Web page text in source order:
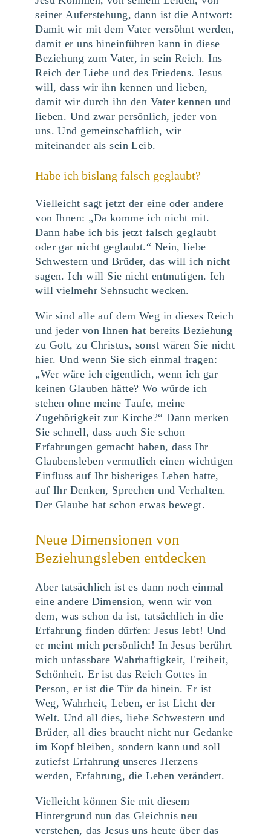
seiner Auferstehung, dann ist die Antwort:
Damit wir mit dem Vater versöhnt werden,
damit er uns hineinführen kann in diese
Beziehung zum Vater, in sein Reich. Ins
Reich der Liebe und des Friedens. Jesus
will, dass wir ihn kennen und lieben,
damit wir durch ihn den Vater kennen und
lieben. Und zwar persönlich, jeder von
uns. Und gemeinschaftlich, wir
miteinander als sein Leib.
Habe ich bislang falsch geglaubt?
Vielleicht sagt jetzt der eine oder andere
von Ihnen: „Da komme ich nicht mit.
Dann habe ich bis jetzt falsch geglaubt
oder gar nicht geglaubt.“ Nein, liebe
Schwestern und Brüder, das will ich nicht
sagen. Ich will Sie nicht entmutigen. Ich
will vielmehr Sehnsucht wecken.
Wir sind alle auf dem Weg in dieses Reich
und jeder von Ihnen hat bereits Beziehung
zu Gott, zu Christus, sonst wären Sie nicht
hier. Und wenn Sie sich einmal fragen:
„Wer wäre ich eigentlich, wenn ich gar
keinen Glauben hätte? Wo würde ich
stehen ohne meine Taufe, meine
Zugehörigkeit zur Kirche?“ Dann merken
Sie schnell, dass auch Sie schon
Erfahrungen gemacht haben, dass Ihr
Glaubensleben vermutlich einen wichtigen
Einfluss auf Ihr bisheriges Leben hatte,
auf Ihr Denken, Sprechen und Verhalten.
Der Glaube hat schon etwas bewegt.
Neue Dimensionen von
Beziehungsleben entdecken
Aber tatsächlich ist es dann noch einmal
eine andere Dimension, wenn wir von
dem, was schon da ist, tatsächlich in die
Erfahrung finden dürfen: Jesus lebt! Und
er meint mich persönlich! In Jesus berührt
mich unfassbare Wahrhaftigkeit, Freiheit,
Schönheit. Er ist das Reich Gottes in
Person, er ist die Tür da hinein. Er ist
Weg, Wahrheit, Leben, er ist Licht der
Welt. Und all dies, liebe Schwestern und
Brüder, all dies braucht nicht nur Gedanke
im Kopf bleiben, sondern kann und soll
zutiefst Erfahrung unseres Herzens
werden, Erfahrung, die Leben verändert.
Vielleicht können Sie mit diesem
Hintergrund nun das Gleichnis neu
verstehen, das Jesus uns heute über das